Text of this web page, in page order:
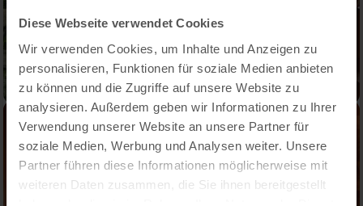
Diese Webseite verwendet Cookies
Wir verwenden Cookies, um Inhalte und Anzeigen zu
personalisieren, Funktionen für soziale Medien anbieten
zu können und die Zugriffe auf unsere Website zu
analysieren. Außerdem geben wir Informationen zu Ihrer
Verwendung unserer Website an unsere Partner für
soziale Medien, Werbung und Analysen weiter. Unsere
Partner führen diese Informationen möglicherweise mit
weiteren Daten zusammen, die Sie ihnen bereitgestellt